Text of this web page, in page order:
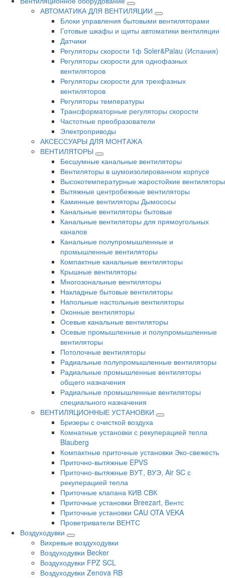
АВТОМАТИКА ДЛЯ ВЕНТИЛЯЦИИ
Блоки управления бытовыми вентиляторами
Готовые шкафы и щиты автоматики вентиляции
Датчики
Регуляторы скорости 1ф Soler&Palau (Испания)
Регуляторы скорости для однофазных
вентиляторов
Регуляторы скорости для трехфазных
вентиляторов
Регуляторы температуры
Трансформаторные регуляторы скорости
Частотные преобразователи
Электроприводы
АКСЕССУАРЫ ДЛЯ МОНТАЖА
ВЕНТИЛЯТОРЫ
Бесшумные канальные вентиляторы
Вентиляторы в шумоизолированном корпусе
Высокотемпературные жаростойкие вентиляторы
Вытяжные центробежные вентиляторы
Каминные вентиляторы Дымососы
Канальные вентиляторы бытовые
Канальные вентиляторы для прямоугольных
каналов
Канальные полупромышленные и
промышленные вентиляторы
Компактные канальные вентиляторы
Крышные вентиляторы
Многозональные вентиляторы
Накладные бытовые вентиляторы
Напольные настольные вентиляторы
Оконные вентиляторы
Осевые канальные вентиляторы
Осевые промышленные и полупромышленные
вентиляторы
Потолочные вентиляторы
Радиальные полупромышленные вентиляторы
Радиальные промышленные вентиляторы
общего назначения
Радиальные промышленные вентиляторы
специального назначения
ВЕНТИЛЯЦИОННЫЕ УСТАНОВКИ
Бризеры с очисткой воздуха
Комнатные установки с рекуперацией тепла
Blauberg
Компактные приточные установки Эко-свежесть
Приточно-вытяжные EPVS
Приточно-вытяжные ВУТ, ВУЭ, Air SC с
рекуперацией тепла
Приточные клапана КИВ СВК
Приточные установки Breezart, Вентс
Приточные установки CAU OTA VEKA
Проветриватели ВЕНТС
Воздуходувки
Вихревые воздуходувки
Воздуходувки Becker
Воздуходувки FPZ SCL
Воздуходувки Zenova RB